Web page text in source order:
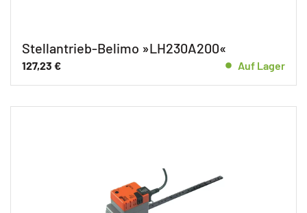
Stellantrieb-Belimo »LH230A200«
127,23 € Auf Lager